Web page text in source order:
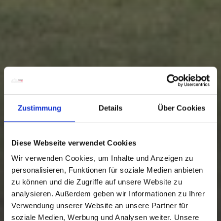
Zustimmung Details Über Cookies
Diese Webseite verwendet Cookies
Wir verwenden Cookies, um Inhalte und Anzeigen zu
personalisieren, Funktionen für soziale Medien anbieten
zu können und die Zugriffe auf unsere Website zu
analysieren. Außerdem geben wir Informationen zu Ihrer
Verwendung unserer Website an unsere Partner für
soziale Medien, Werbung und Analysen weiter. Unsere
von € 325,-